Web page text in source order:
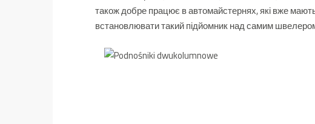
також добре працює в автомайстернях, які вже
встановлювати такий підйомник над самим